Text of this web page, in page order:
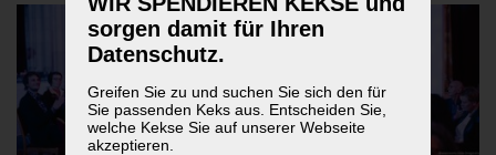
sorgen damit für Ihren
Datenschutz.
Greifen Sie zu und suchen Sie sich den für
Sie passenden Keks aus. Entscheiden Sie,
welche Kekse Sie auf unserer Webseite
akzeptieren.